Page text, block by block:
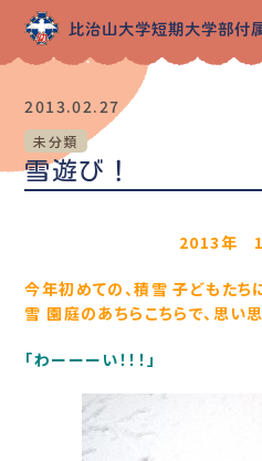
2013.02.27
未分類
雪遊び！
2013年
今年初めての、積雪 子どもたち
雪 園庭のあちらこちらで、思い
「わーーーい！！！」